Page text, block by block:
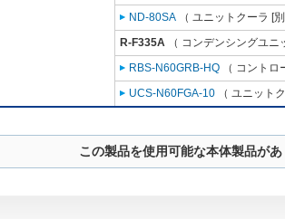
ND-80SA （ ユニットクーラ [
R-F335A （ コンデンシングユ
RBS-N60GRB-HQ （ コント
UCS-N60FGA-10 （ ユニット
この製品を使用可能な本体製品が